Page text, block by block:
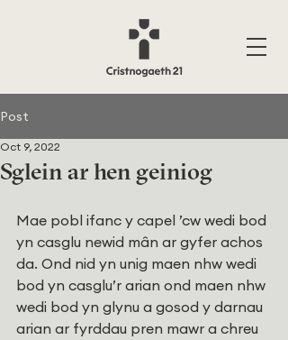
Post
Sglein ar hen geiniog
Oct 9, 2022
Mae pobl ifanc y capel ’cw wedi bod
yn casglu newid mân ar gyfer achos
da. Ond nid yn unig maen nhw wedi
bod yn casglu’r arian ond maen nhw
wedi bod yn glynu a gosod y darnau
arian ar fyrddau pren mawr a chreu